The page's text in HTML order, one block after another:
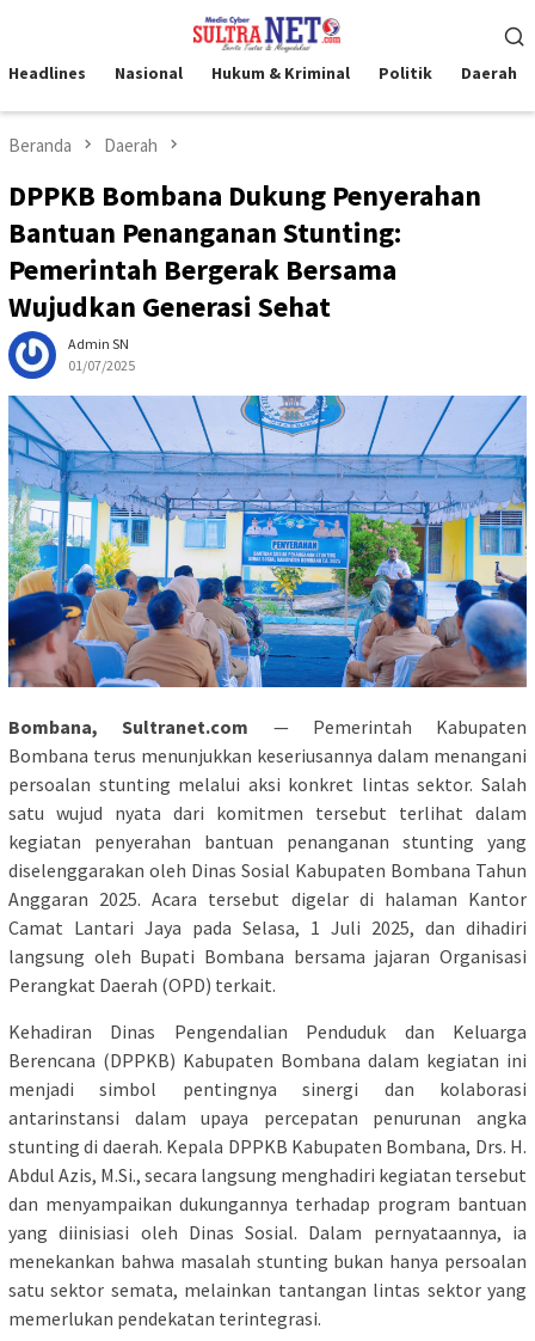
kontenMobile
Headlines Nasional Hukum & Kriminal Politik Daerah
Beranda Daerah
DPPKB Bombana Dukung Penyerahan
Bantuan Penanganan Stunting:
Pemerintah Bergerak Bersama
Wujudkan Generasi Sehat
Admin SN
01/07/2025
Bombana, Sultranet.com — Pemerintah Kabupaten
Bombana terus menunjukkan keseriusannya dalam menangani
persoalan stunting melalui aksi konkret lintas sektor. Salah
satu wujud nyata dari komitmen tersebut terlihat dalam
kegiatan penyerahan bantuan penanganan stunting yang
diselenggarakan oleh Dinas Sosial Kabupaten Bombana Tahun
Anggaran 2025. Acara tersebut digelar di halaman Kantor
Camat Lantari Jaya pada Selasa, 1 Juli 2025, dan dihadiri
langsung oleh Bupati Bombana bersama jajaran Organisasi
Perangkat Daerah (OPD) terkait.
Kehadiran Dinas Pengendalian Penduduk dan Keluarga
Berencana (DPPKB) Kabupaten Bombana dalam kegiatan ini
menjadi simbol pentingnya sinergi dan kolaborasi
antarinstansi dalam upaya percepatan penurunan angka
stunting di daerah. Kepala DPPKB Kabupaten Bombana, Drs. H.
Abdul Azis, M.Si., secara langsung menghadiri kegiatan tersebut
dan menyampaikan dukungannya terhadap program bantuan
yang diinisiasi oleh Dinas Sosial. Dalam pernyataannya, ia
menekankan bahwa masalah stunting bukan hanya persoalan
satu sektor semata, melainkan tantangan lintas sektor yang
memerlukan pendekatan terintegrasi.